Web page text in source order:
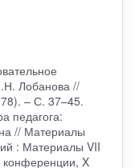
Лобанова //
– С. 37–45.
педагога:
// Материалы
: Материалы VII
конференции, X